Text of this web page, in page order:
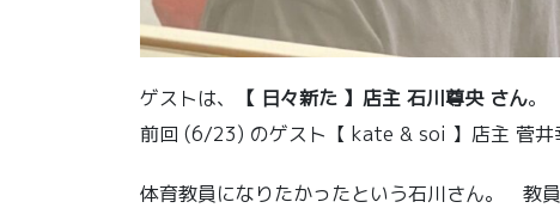
ゲストは、 【 日々新た 】店主 石川尊央 さん。
前回 (6/23) のゲスト【 kate & soi 】店主 菅井
体育教員になりたかったという石川さん。 教